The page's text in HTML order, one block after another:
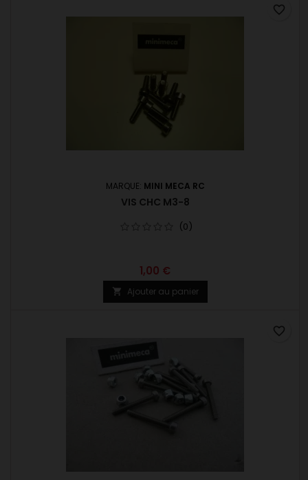
MARQUE: MINI MECA RC
VIS CHC M3-8
(0)
1,00 €
 Ajouter au panier
favorite_border
favorite_border